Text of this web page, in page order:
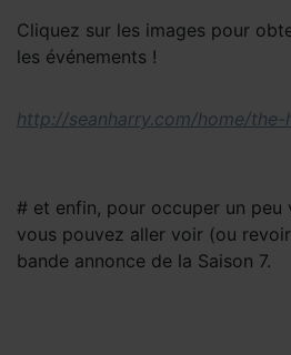
Cliquez sur les images pour
les événements !
http://seanharry.com/home/the-
# et enfin, pour occuper un peu
vous pouvez aller voir (ou
bande annonce de la Saison 7.